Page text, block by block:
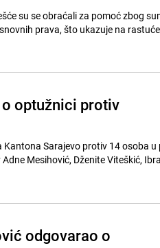
su se obraćali za pomoć zbog
prava, što ukazuje na rastuće
o optužnici protiv
Sarajevo protiv 14 osoba u
Mesihović, Dženite Viteškić,
odgovarao o